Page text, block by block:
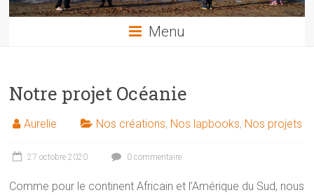
Menu
Notre projet Océanie
Aurelie Nos créations, Nos lapbooks, Nos projets
27 octobre 2020 0 commentaire
Comme pour le continent Africain et l’Amérique du Sud, nous